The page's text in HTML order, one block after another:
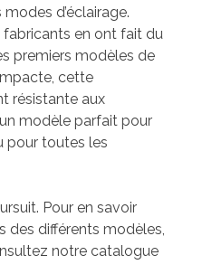
d’éclairage.
fabricants en ont fait du
premiers modèles de
cette
résistante aux
modèle parfait pour
pour toutes les
Pour en savoir
des différents modèles,
notre catalogue